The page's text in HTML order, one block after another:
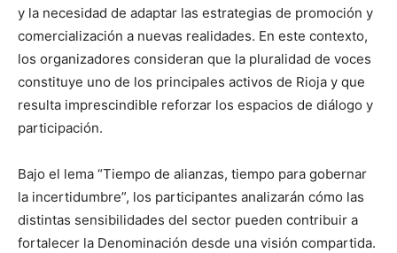
y la necesidad de adaptar las estrategias de promoción y
comercialización a nuevas realidades. En este contexto,
los organizadores consideran que la pluralidad de voces
constituye uno de los principales activos de Rioja y que
resulta imprescindible reforzar los espacios de diálogo y
participación.
Bajo el lema “Tiempo de alianzas, tiempo para gobernar
la incertidumbre”, los participantes analizarán cómo las
distintas sensibilidades del sector pueden contribuir a
fortalecer la Denominación desde una visión compartida.